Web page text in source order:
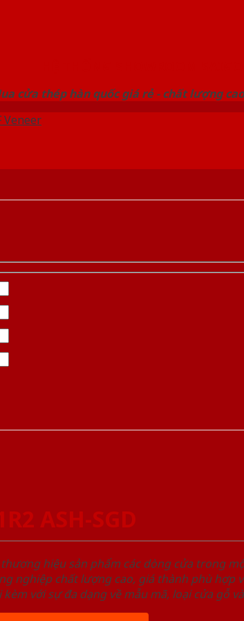
cửa thép hàn quốc giá rẻ - chất lượng
Veneer
ASH-SGD
hiệu sản phẩm các dòng cửa trong
nghiệp chất lượng cao, giá thành phù hợp
với sự đa dạng về mẫu mã, loại cửa gỗ